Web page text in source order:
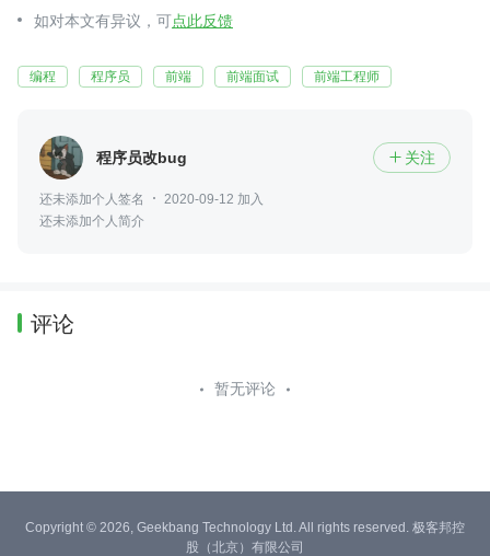
如对本文有异议，可点此反馈
编程 程序员 前端 前端面试 前端工程师
程序员改bug  关注
还未添加个人签名
2020-09-12 加入
还未添加个人简介
评论
暂无评论
Copyright © 2026, Geekbang Technology Ltd. All rights reserved. 极客邦控
股（北京）有限公司